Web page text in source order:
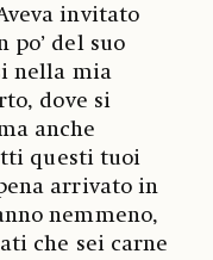
invitato
po’ del suo
nella mia
dove si
anche
questi tuoi
arrivato in
nemmeno,
che sei carne